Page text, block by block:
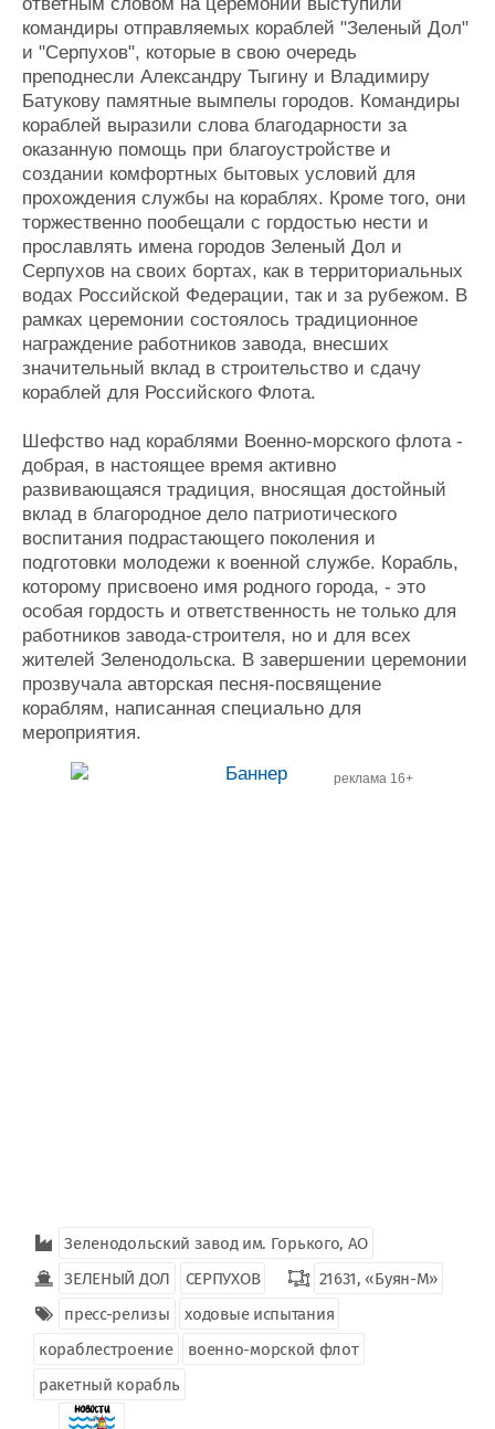
командиры отправляемых кораблей "Зеленый Дол"
и "Серпухов", которые в свою очередь
преподнесли Александру Тыгину и Владимиру
Батукову памятные вымпелы городов. Командиры
кораблей выразили слова благодарности за
оказанную помощь при благоустройстве и
создании комфортных бытовых условий для
прохождения службы на кораблях. Кроме того, они
торжественно пообещали с гордостью нести и
прославлять имена городов Зеленый Дол и
Серпухов на своих бортах, как в территориальных
водах Российской Федерации, так и за рубежом. В
рамках церемонии состоялось традиционное
награждение работников завода, внесших
значительный вклад в строительство и сдачу
кораблей для Российского Флота.
Шефство над кораблями Военно-морского флота -
добрая, в настоящее время активно
развивающаяся традиция, вносящая достойный
вклад в благородное дело патриотического
воспитания подрастающего поколения и
подготовки молодежи к военной службе. Корабль,
которому присвоено имя родного города, - это
особая гордость и ответственность не только для
работников завода-строителя, но и для всех
жителей Зеленодольска. В завершении церемонии
прозвучала авторская песня-посвящение
кораблям, написанная специально для
мероприятия.
реклама 16+
Зеленодольский завод им. Горького, АО
ЗЕЛЕНЫЙ ДОЛ
СЕРПУХОВ
21631, «Буян-М»
пресс-релизы
ходовые испытания
кораблестроение
военно-морской флот
ракетный корабль